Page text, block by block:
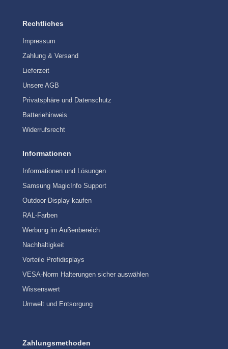
Rechtliches
Impressum
Zahlung & Versand
Lieferzeit
Unsere AGB
Privatsphäre und Datenschutz
Batteriehinweis
Widerrufsrecht
Informationen
Informationen und Lösungen
Samsung MagicInfo Support
Outdoor-Display kaufen
RAL-Farben
Werbung im Außenbereich
Nachhaltigkeit
Vorteile Profidisplays
VESA-Norm Halterungen sicher auswählen
Wissenswert
Umwelt und Entsorgung
Zahlungsmethoden